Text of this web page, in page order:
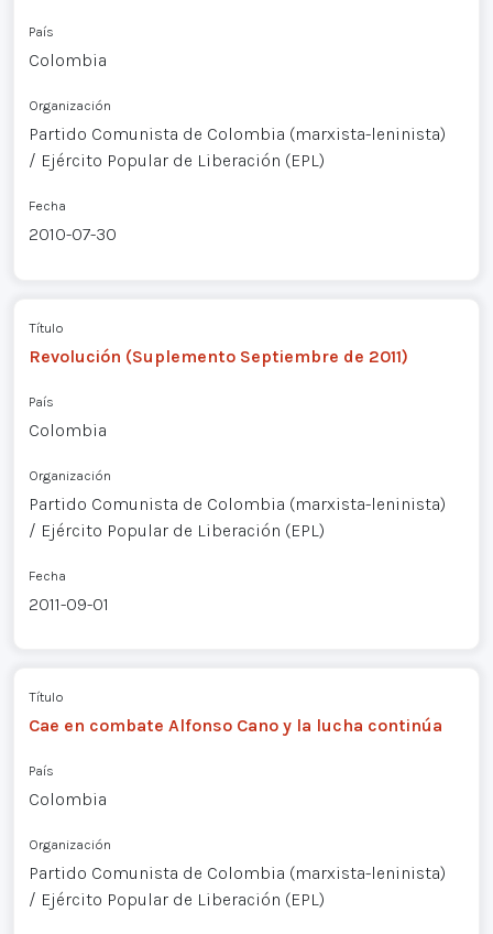
País
Colombia
Organización
Partido Comunista de Colombia (marxista-leninista)
/ Ejército Popular de Liberación (EPL)
Fecha
2010-07-30
Título
Revolución (Suplemento Septiembre de 2011)
País
Colombia
Organización
Partido Comunista de Colombia (marxista-leninista)
/ Ejército Popular de Liberación (EPL)
Fecha
2011-09-01
Título
Cae en combate Alfonso Cano y la lucha continúa
País
Colombia
Organización
Partido Comunista de Colombia (marxista-leninista)
/ Ejército Popular de Liberación (EPL)